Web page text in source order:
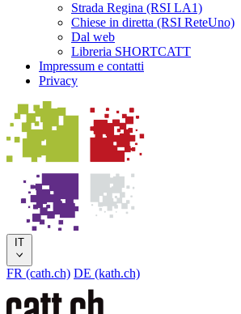
Strada Regina (RSI LA1)
Chiese in diretta (RSI ReteUno)
Dal web
Libreria SHORTCATT
Impressum e contatti
Privacy
IT
FR (cath.ch) DE (kath.ch)